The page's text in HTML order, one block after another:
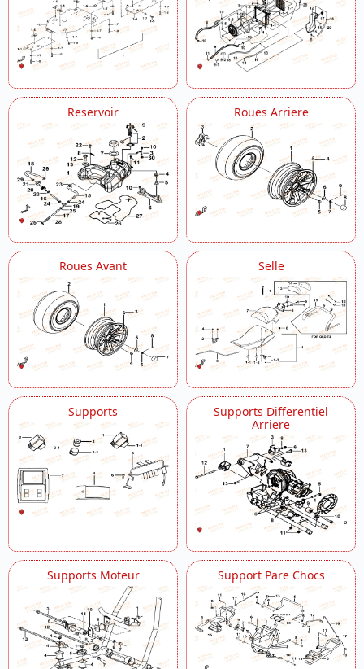
Reservoir Roues Arriere
Roues Avant Selle
Supports
Supports Differentiel
Arriere
Supports Moteur Support Pare Chocs